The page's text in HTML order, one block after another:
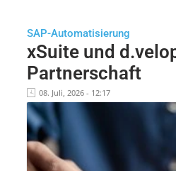
SAP-Automatisierung
xSuite und
Partnerschaft
08. Juli, 2026 - 12:17